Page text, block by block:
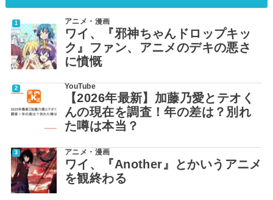
アニメ・漫画
ワイ、『邪神ちゃんドロップキッ
ク』ファン、アニメのデキの悪さ
に憤慨
YouTube
【2026年最新】加藤乃愛とテオく
んの現在を調査！年の差は？別れ
た噂は本当？
アニメ・漫画
ワイ、『Another』とかいうアニメ
を観終わる